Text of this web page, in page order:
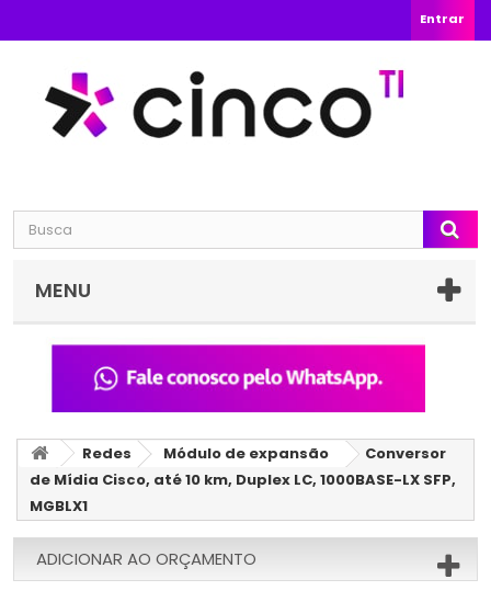
Entrar
MENU
Redes Módulo de expansão
Conversor
de Mídia Cisco, até 10 km, Duplex LC, 1000BASE-LX SFP,
MGBLX1
ADICIONAR AO ORÇAMENTO